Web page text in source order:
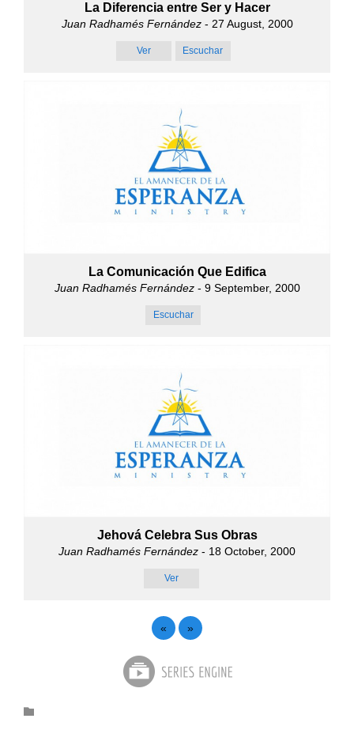
La Diferencia entre Ser y Hacer
Juan Radhamés Fernández- 27 August, 2000
Ver Escuchar
La Comunicación Que Edifica
Juan Radhamés Fernández- 9 September, 2000
Escuchar
Jehová Celebra Sus Obras
Juan Radhamés Fernández - 18 October, 2000
Ver
« »
